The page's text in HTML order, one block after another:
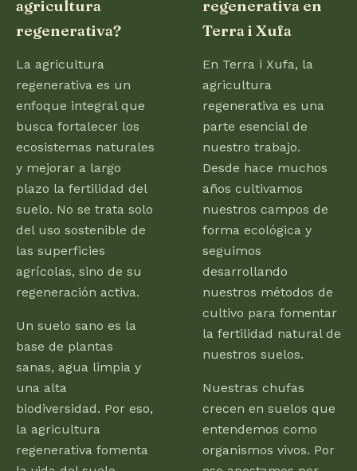
agricultura
regenerativa?
La agricultura
regenerativa es un
enfoque integral que
busca fortalecer los
ecosistemas naturales
y mejorar a largo
plazo la fertilidad del
suelo. No se trata solo
del uso sostenible de
las superficies
agrícolas, sino de su
regeneración activa.
Un suelo sano es la
base de plantas
sanas, agua limpia y
una alta
biodiversidad. Por eso,
la agricultura
regenerativa fomenta
regenerativa en
Terra i Xufa
En Terra i Xufa, la
agricultura
regenerativa es una
parte esencial de
nuestro trabajo.
Desde hace muchos
años cultivamos
nuestros campos de
forma ecológica y
seguimos
desarrollando
nuestros métodos de
cultivo para fomentar
la fertilidad natural de
nuestros suelos.
Nuestras chufas
crecen en suelos que
entendemos como
organismos vivos. Por